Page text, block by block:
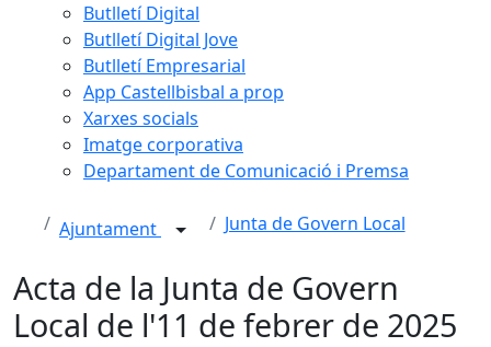
Butlletí Digital
Butlletí Digital Jove
Butlletí Empresarial
App Castellbisbal a prop
Xarxes socials
Imatge corporativa
Departament de Comunicació i Premsa
Ajuntament Junta de Govern Local
Acta de la Junta de Govern
Local de l'11 de febrer de 2025